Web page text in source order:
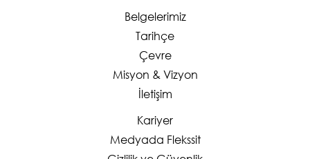
Belgelerimiz
Tarihçe
Çevre
Misyon & Vizyon
İletişim
Kariyer
Medyada Flekssit